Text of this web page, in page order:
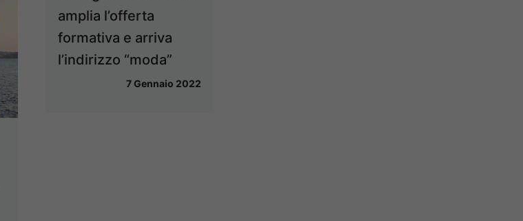
amplia l’offerta
formativa e arriva
l’indirizzo “moda”
7 Gennaio 2022